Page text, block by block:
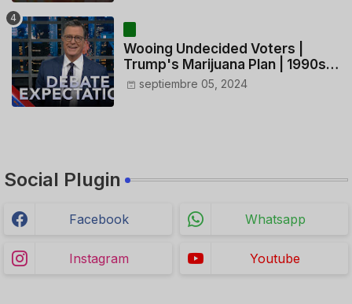
Wooing Undecided Voters |
Trump's Marijuana Plan | 1990s
Porn Expert Mark Robinson
septiembre 05, 2024
Social Plugin
Facebook Whatsapp
Instagram Youtube